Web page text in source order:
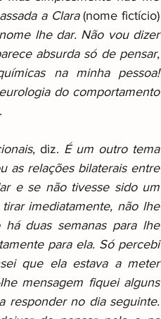
a Clara
lhe dar. Não vou dizer
absurda só de pensar,
na minha pessoa!
do comportamento
, diz. É um outro tema
as relações bilaterais entre
e se não tivesse sido um
imediatamente, não lhe
duas semanas para lhe
para ela. Só percebi
que ela estava a meter
mensagem fiquei alguns
responder no dia seguinte.